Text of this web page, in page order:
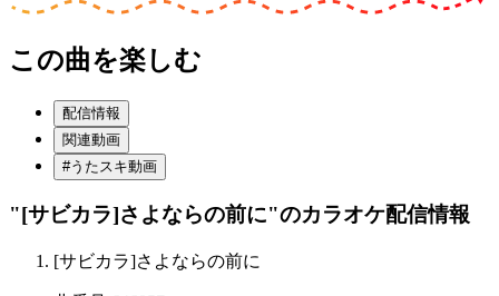
この曲を楽しむ
配信情報
関連動画
#うたスキ動画
"[サビカラ]さよならの前に"のカラオケ配信情報
[サビカラ]さよならの前に